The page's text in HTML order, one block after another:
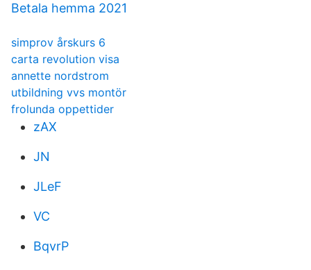
Betala hemma 2021
simprov årskurs 6
carta revolution visa
annette nordstrom
utbildning vvs montör
frolunda oppettider
zAX
JN
JLeF
VC
BqvrP